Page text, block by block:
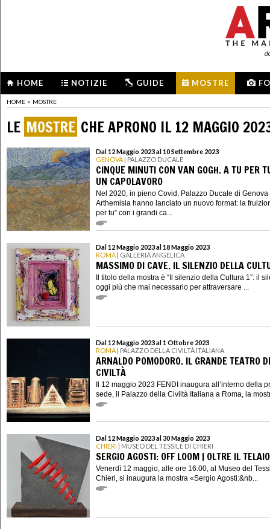
HOME NOTIZIE GUIDE MOSTRE
HOME > MOSTRE
LE MOSTRE CHE APRONO IL 12 MAGGIO
Dal 12 Maggio 2023 al 10 Settembre 2023
GENOVA | PALAZZO DUCALE
CINQUE MINUTI CON VAN GOGH. A TU PER
UN CAPOLAVORO
Nel 2020, in pieno Covid, Palazzo Ducale di Genova
Arthemisia hanno lanciato un nuovo format: la
per tu” con i grandi ca...
Dal 12 Maggio 2023 al 18 Maggio 2023
ROMA | GALLERIA ANGELICA
MASSIMO DI CAVE. IL SILENZIO DELLA
Il titolo della mostra è “Il silenzio della Cultura 1”: il
oggi più che mai necessario per attraversare ...
Dal 12 Maggio 2023 al 1 Ottobre 2023
ROMA | PALAZZO DELLA CIVILTÀ ITALIANA
ARNALDO POMODORO. IL GRANDE TEATRO
CIVILTÀ
Il 12 maggio 2023 FENDI inaugura all’interno della
sede, il Palazzo della Civiltà Italiana a Roma, la
Dal 12 Maggio 2023 al 30 Maggio 2023
CHIERI | MUSEO DEL TESSILE DI CHIERI
SERGIO AGOSTI: OFF LOOM | OLTRE IL TELAIO
Venerdì 12 maggio, alle ore 16.00, al Museo del
Chieri, si inaugura la mostra «Sergio Agosti:&nb...